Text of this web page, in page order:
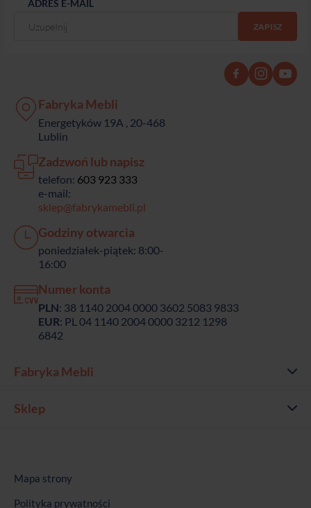
ADRES E-MAIL
Fabryka Mebli
Energetyków 19A , 20-468
Lublin
Zadzwoń lub napisz
telefon: 603 923 333
e-mail:
sklep@fabrykamebli.pl
Godziny otwarcia
poniedziałek-piątek: 8:00-
16:00
Numer konta
PLN: 38 1140 2004 0000 3602 5083 9833
EUR: PL 04 1140 2004 0000 3212 1298
6842
Fabryka Mebli
Sklep
Mapa strony
Polityka prywatności